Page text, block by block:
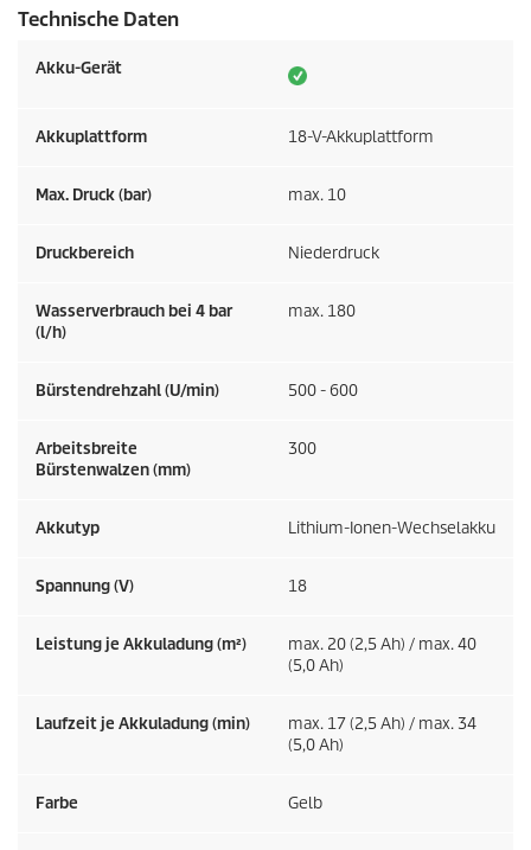
Technische Daten
Akku-Gerät
Akkuplattform 18-V-Akkuplattform
Max. Druck (bar) max. 10
Druckbereich Niederdruck
Wasserverbrauch bei 4 bar
(l/h)
max. 180
Bürstendrehzahl (U/min) 500 - 600
Arbeitsbreite
Bürstenwalzen (mm)
300
Akkutyp Lithium-Ionen-Wechselakku
Spannung (V) 18
Leistung je Akkuladung (m²)
max. 20 (2,5 Ah) / max. 40
(5,0 Ah)
Laufzeit je Akkuladung (min)
max. 17 (2,5 Ah) / max. 34
(5,0 Ah)
Farbe Gelb